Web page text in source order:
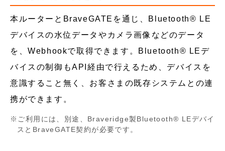
本ルーターとBraveGATEを通じ、Bluetooth® LE
デバイスの水位データやカメラ画像などのデータ
を、Webhookで取得できます。Bluetooth® LEデ
バイスの制御もAPI経由で行えるため、デバイスを
意識すること無く、お客さまの既存システムとの連
携ができます。
ご利用には、別途、Braveridge製Bluetooth® LEデバイ
スとBraveGATE契約が必要です。